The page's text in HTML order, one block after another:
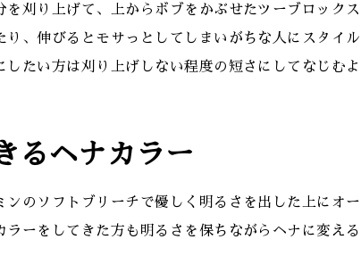
を刈り上げて、上からボブをかぶせたツーブロック
り、伸びるとモサっとしてしまいがちな人にスタイ
したい方は刈り上げしない程度の短さにしてなじむよ
るヘナカラー
ンのソフトブリーチで優しく明るさを出した上にオ
ラーをしてきた方も明るさを保ちながらヘナに変える